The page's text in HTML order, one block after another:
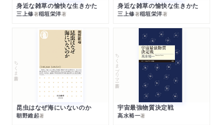
身近な雑草の愉快な生きかた
三上修著稲垣栄洋著
身近な雑草の愉快な生きかた
三上修著稲垣栄洋著
ちくま新書
昆虫はなぜ海にいないのか
朝野維起著
ちくまプリマー新書
宇宙最強物質決定戦
高水裕一著